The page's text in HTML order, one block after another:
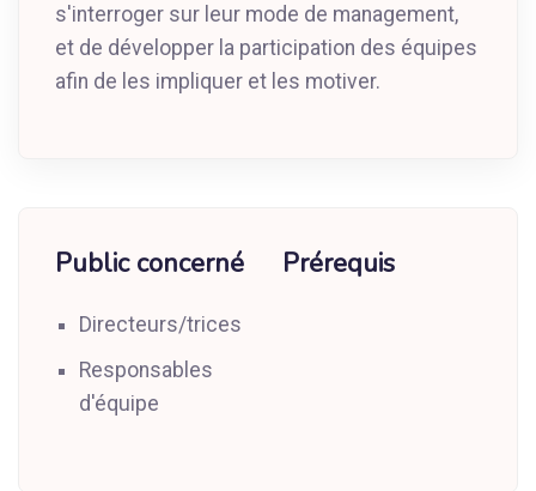
s'interroger sur leur mode de management,
et de développer la participation des équipes
afin de les impliquer et les motiver.
Public concerné
Directeurs/trices
Responsables
d'équipe
Prérequis